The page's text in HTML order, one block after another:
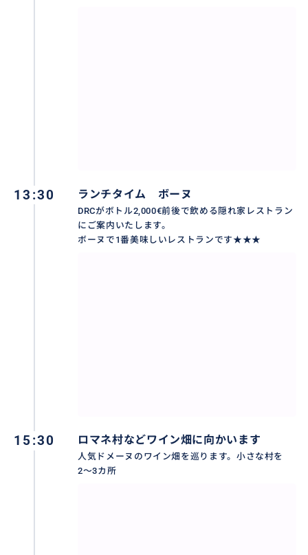
群！
13:30 ランチタイム ボーヌ
DRCがボトル2,000€前後で飲める隠れ家レストラン
にご案内いたします。
ボーヌで1番美味しいレストランです★★★
15:30 ロマネ村などワイン畑に向かいます
人気ドメーヌのワイン畑を巡ります。小さな村を
2〜3カ所